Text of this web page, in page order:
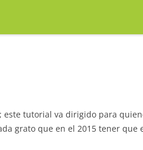
tutorial va dirigido para
grato que en el 2015 tener